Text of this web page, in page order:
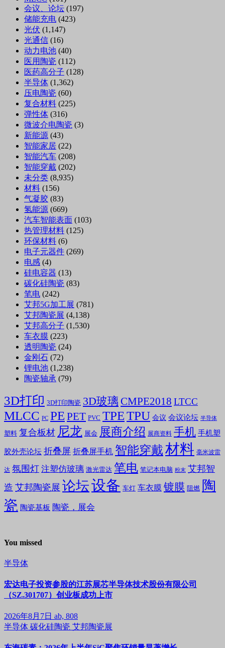
会议、论坛 (197)
储能充电 (423)
光伏 (1,147)
光通信 (16)
动力电池 (40)
医用陶瓷 (112)
医药高分子 (128)
半导体 (1,362)
压电陶瓷 (60)
复合材料 (225)
弹性体 (316)
微波介电陶瓷 (3)
新能源 (43)
智能家居 (22)
智能汽车 (208)
智能穿戴 (202)
未分类 (8,935)
材料 (156)
气凝胶 (83)
氢能源 (669)
汽车智能表面 (103)
热管理材料 (125)
环保材料 (6)
电子元器件 (269)
电感 (4)
硅电容器 (13)
碳化硅陶瓷 (83)
笔电 (242)
艾邦5G加工展 (781)
艾邦陶瓷展 (4,138)
艾邦高分子 (1,530)
车衣膜 (223)
透明陶瓷 (24)
金刚石 (72)
锂电池 (1,238)
陶瓷轴承 (79)
3D打印 3D打印陶瓷 3D玻璃 CMPE2018 LTCC
MLCC PC PE PET PVC TPETPU 会议 会议论坛 半导体
塑料 复合板材 尼龙 展会 展商介绍 展商资料 手机 手机塑
胶外壳论坛 折叠屏 折叠屏手机 智能穿戴材料 毫米波雷
达 氛围灯 注塑仿玻璃 激光雷达 笔电 笔记本电脑 粉末 艾邦智
造 艾邦陶瓷展 论坛设备 车灯 车衣膜 镀膜 阻燃 陶
瓷 陶瓷基板 陶瓷，展会
You missed
半导体
宏达电子投资参股的江苏展芯半导体技术股份有限公司
（SZ.301707）创业板成功上市
2026年8月7日 ab, 808
半导体 碳化硅陶瓷 艾邦陶瓷展